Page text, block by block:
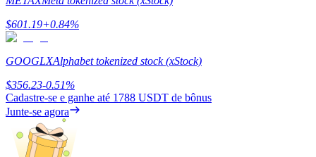
Register & Trade to Win 500,000 USDT
Precious Metals Trading Carnival
Trade Gold & Silver · 33,333 USDT Bonus
USDT New User Exclusive 10% APR
$601.19+0.84%
GOOGLXAlphabet tokenized stock (xStock)
$356.23-0.51%
Cadastre-se e ganhe até 1788 USDT de bônus
Junte-se agora